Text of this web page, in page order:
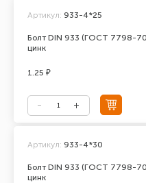
Болт DIN 933 (ГОСТ 7798-
цинк
Артикул: 933-4*25
1.25 ₽
Болт DIN 933 (ГОСТ 7798-
цинк
Артикул: 933-4*30